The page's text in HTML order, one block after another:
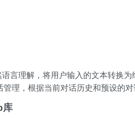
语言理解，将用户输入的文本转换为
管理，根据当前对话历史和预设的
库